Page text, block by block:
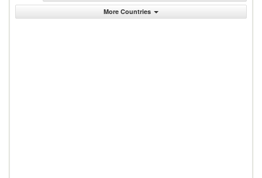
More Countries